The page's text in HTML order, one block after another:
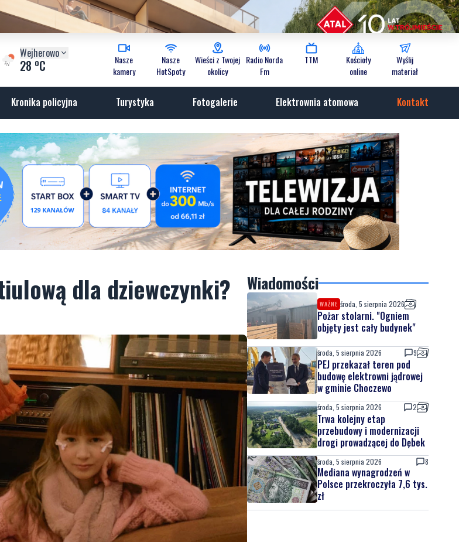
Wejherowo
28 oC
Nasze
kamery
Nasze
HotSpoty
Wieści z Twojej
okolicy
Radio Norda
Fm
TTM
Kościoły
online
Wyślij
materiał
Kronika policyjna Turystyka Fotogalerie Elektrownia atomowa Kontakt
dla dziewczynki? Wiadomości
WAŻNE środa, 5 sierpnia 2026
Pożar stolarni. "Ogniem
objęty jest cały budynek"
środa, 5 sierpnia 2026 9
PEJ przekazał teren pod
budowę elektrowni jądrowej
w gminie Choczewo
środa, 5 sierpnia 2026 2
Trwa kolejny etap
przebudowy i modernizacji
drogi prowadzącej do Dębek
środa, 5 sierpnia 2026 8
Mediana wynagrodzeń w
Polsce przekroczyła 7,6 tys.
zł